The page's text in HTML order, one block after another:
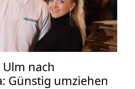
nach
Günstig umziehen